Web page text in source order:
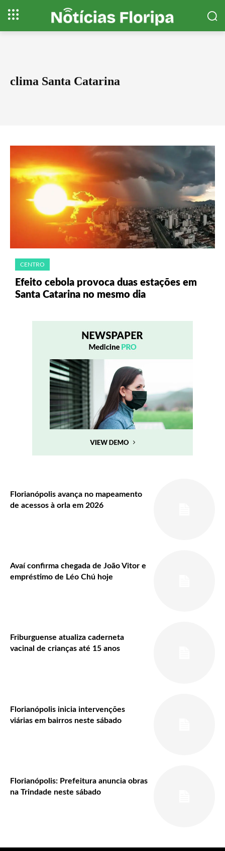
clima Santa Catarina
CENTRO
Efeito cebola provoca duas estações em
Santa Catarina no mesmo dia
Florianópolis avança no mapeamento
de acessos à orla em 2026
Avaí confirma chegada de João Vitor e
empréstimo de Léo Chú hoje
Friburguense atualiza caderneta
vacinal de crianças até 15 anos
Florianópolis inicia intervenções
viárias em bairros neste sábado
Florianópolis: Prefeitura anuncia obras
na Trindade neste sábado